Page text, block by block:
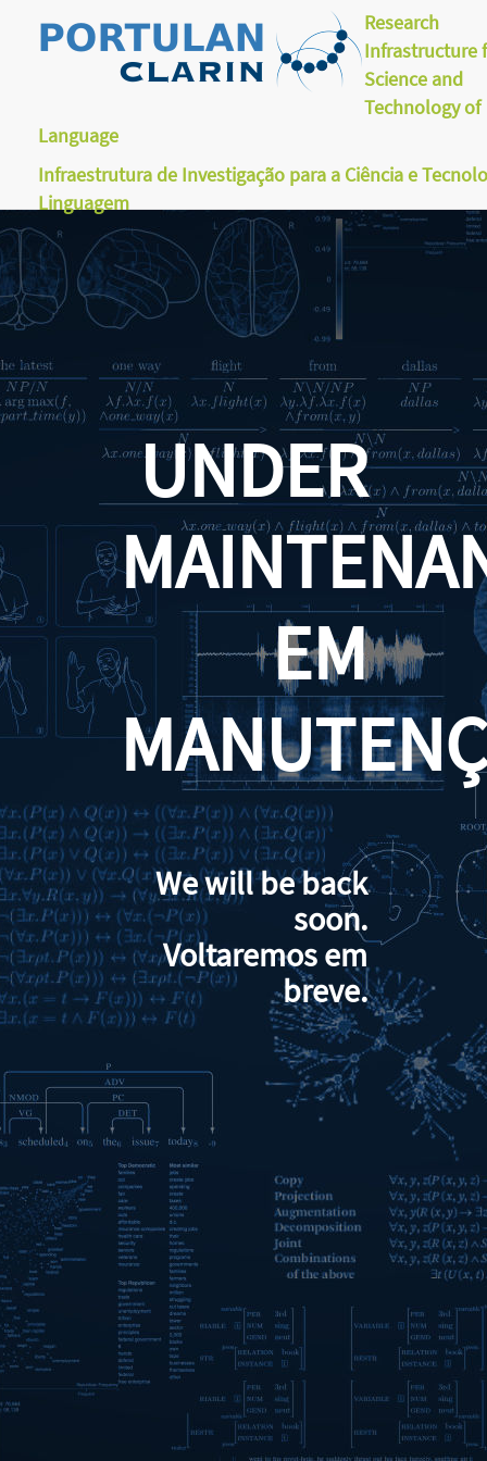
Research
Infrastructure
Science and
Technology of
Language
Infraestrutura de Investigação para a Ciência e
Linguagem
UNDER
EM
We will be back
soon.
Voltaremos em
breve.